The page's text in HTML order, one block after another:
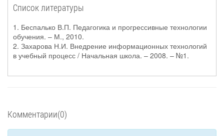
Список литературы
1. Беспалько В.П. Педагогика и прогрессивные технологии
обучения. – М., 2010.
2. Захарова Н.И. Внедрение информационных технологий
в учебный процесс / Начальная школа. – 2008. – №1.
Комментарии(0)